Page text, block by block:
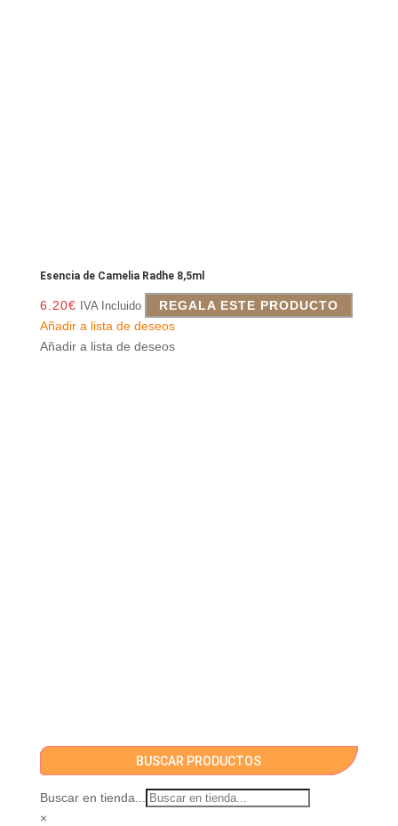
Esencia de Camelia Radhe 8,5ml
6.20€ IVA Incluido
REGALA ESTE PRODUCTO
Añadir a lista de deseos
Añadir a lista de deseos
BUSCAR PRODUCTOS
Buscar en tienda...
×